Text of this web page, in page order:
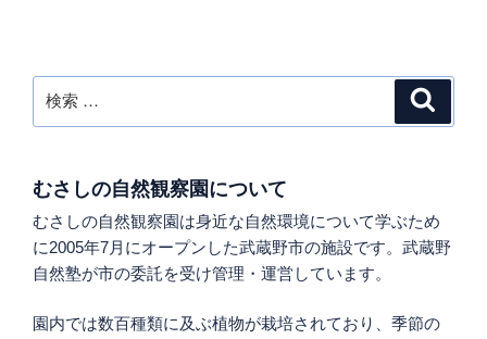
ー
シ
索:
むさしの自然観察園について
むさしの自然観察園は身近な自然環境について学ぶため
に2005年7月にオープンした武蔵野市の施設です。武蔵野
自然塾が市の委託を受け管理・運営しています。
園内では数百種類に及ぶ植物が栽培されており、季節の